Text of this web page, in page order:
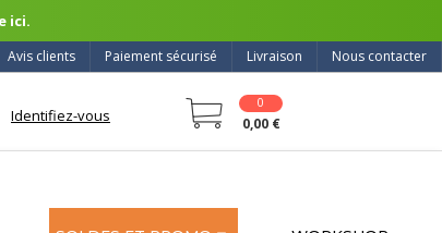
ici.
Nous contacter
Livraison
Paiement sécurisé
Avis clients
Identifiez-vous
0
0,00 €